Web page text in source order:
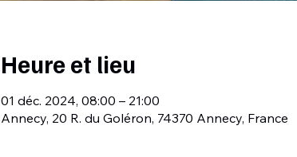
Heure et lieu
01 déc. 2024, 08:00 – 21:00
Annecy, 20 R. du Goléron, 74370 Annecy, France